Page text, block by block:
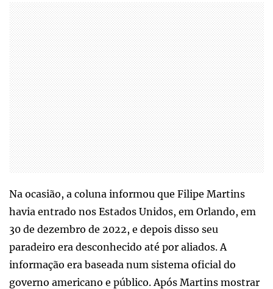
Na ocasião, a coluna informou que Filipe Martins
havia entrado nos Estados Unidos, em Orlando, em
30 de dezembro de 2022, e depois disso seu
paradeiro era desconhecido até por aliados. A
informação era baseada num sistema oficial do
governo americano e público. Após Martins mostrar